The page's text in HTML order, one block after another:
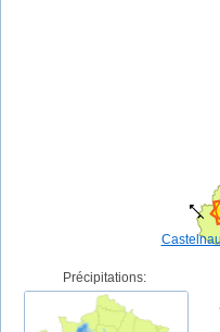
Précipitations: